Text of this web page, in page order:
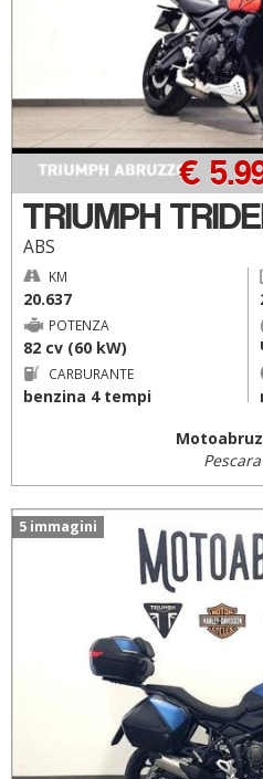
TRIUMPH
ABS
€
KM
20.637
POTENZA
82 cv (60 kW)
CARBURANTE
benzina 4 tempi
Pescara
5 immagini